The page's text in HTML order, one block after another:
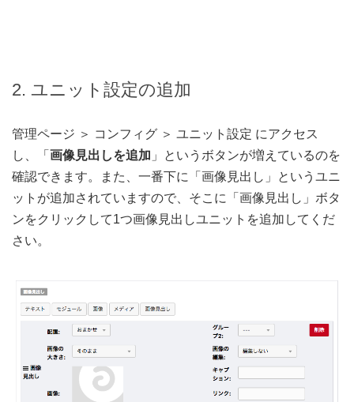
2. ユニット設定の追加
管理ページ ＞ コンフィグ ＞ ユニット設定 にアクセス
し、「 画像見出しを追加 」というボタンが増えているのを
確認できます。また、一番下に「画像見出し」というユニ
ットが追加されていますので、そこに「画像見出し」ボタ
ンをクリックして1つ画像見出しユニットを追加してくだ
さい。